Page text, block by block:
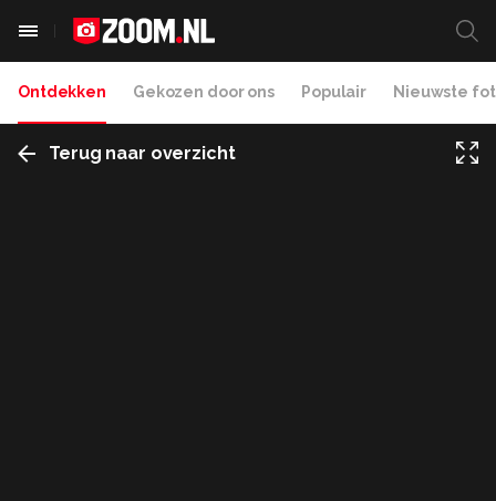
Ontdekken Gekozen door ons Populair Nieuwste
Terug naar overzicht